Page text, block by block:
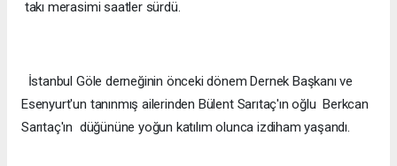
takı merasimi saatler sürdü.
İstanbul Göle derneğinin önceki dönem Dernek Başkanı ve
Esenyurt'un tanınmış ailerinden Bülent Sarıtaç'ın oğlu Berkcan
Sarıtaç'ın düğününe yoğun katılım olunca izdiham yaşandı.